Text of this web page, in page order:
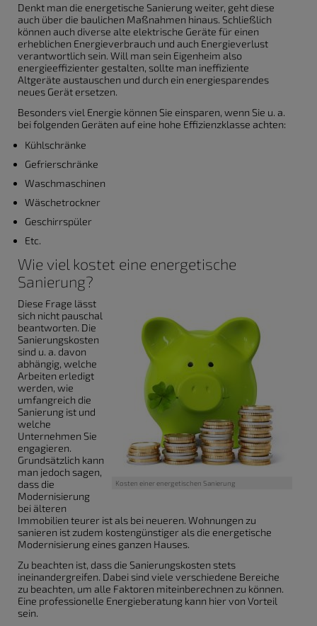
Denkt man die energetische Sanierung weiter, geht diese
auch über die baulichen Maßnahmen hinaus. Schließlich
können auch diverse alte elektrische Geräte für einen
erheblichen Energieverbrauch und auch Energieverlust
verantwortlich sein. Will man sein Eigenheim also
energieeffizienter gestalten, sollte man ineffiziente
Altgeräte austauschen und durch ein energiesparendes
neues Gerät ersetzen.
Besonders viel Energie können Sie einsparen, wenn Sie u. a.
bei folgenden Geräten auf eine hohe Effizienzklasse achten:
Kühlschränke
Gefrierschränke
Waschmaschinen
Wäschetrockner
Geschirrspüler
Etc.
Wie viel kostet eine energetische
Sanierung?
Kosten einer energetischen Sanierung
Diese Frage lässt
sich nicht pauschal
beantworten. Die
Sanierungskosten
sind u. a. davon
abhängig, welche
Arbeiten erledigt
werden, wie
umfangreich die
Sanierung ist und
welche
Unternehmen Sie
engagieren.
Grundsätzlich kann
man jedoch sagen,
dass die
Modernisierung
bei älteren
Immobilien teurer ist als bei neueren. Wohnungen zu
sanieren ist zudem kostengünstiger als die energetische
Modernisierung eines ganzen Hauses.
Zu beachten ist, dass die Sanierungskosten stets
ineinandergreifen. Dabei sind viele verschiedene Bereiche
zu beachten, um alle Faktoren miteinberechnen zu können.
Eine professionelle Energieberatung kann hier von Vorteil
sein.